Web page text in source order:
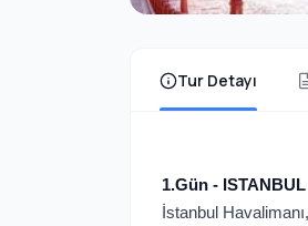
Tur Detayı
1.Gün -
İstanbul